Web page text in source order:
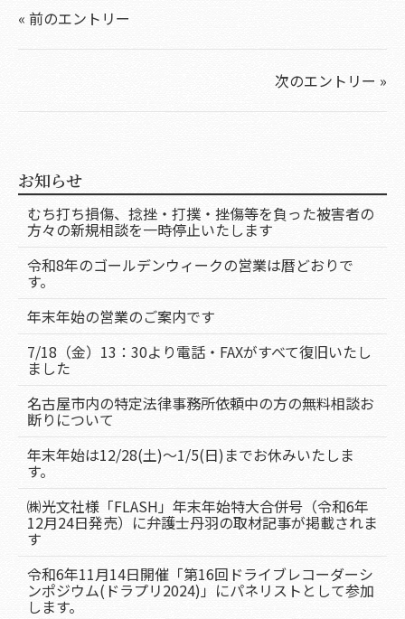
« 前のエントリー
次のエントリー »
お知らせ
むち打ち損傷、捻挫・打撲・挫傷等を負った被害者の
方々の新規相談を一時停止いたします
令和8年のゴールデンウィークの営業は暦どおりで
す。
年末年始の営業のご案内です
7/18（金）13：30より電話・FAXがすべて復旧いたし
ました
名古屋市内の特定法律事務所依頼中の方の無料相談お
断りについて
年末年始は12/28(土)～1/5(日)までお休みいたしま
す。
㈱光文社様「FLASH」年末年始特大合併号（令和6年
12月24日発売）に弁護士丹羽の取材記事が掲載されま
す
令和6年11月14日開催「第16回ドライブレコーダーシ
ンポジウム(ドラプリ2024)」にパネリストとして参加
します。